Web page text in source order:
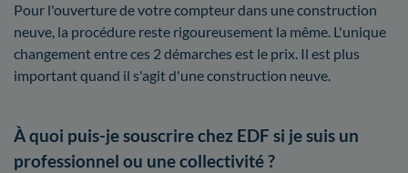
Pour l'ouverture de votre compteur dans une construction
neuve, la procédure reste rigoureusement la même. L'unique
changement entre ces 2 démarches est le prix. Il est plus
important quand il s'agit d'une construction neuve.
À quoi puis-je souscrire chez EDF si je suis un
professionnel ou une collectivité ?